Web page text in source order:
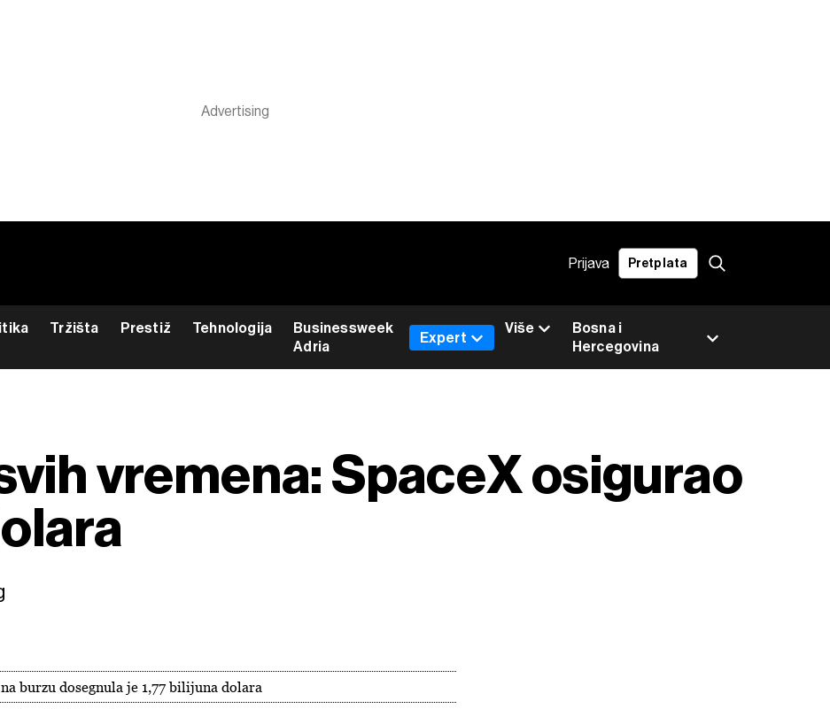
Prijava Pretplata
Tržišta Prestiž Tehnologija
Businessweek
Adria
Bosna i
Hercegovina
Expert
Više
vremena: SpaceX osigurao
burzu dosegnula je 1,77 bilijuna dolara